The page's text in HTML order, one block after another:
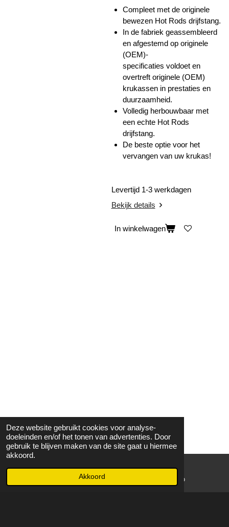
Deze website gebruikt cookies voor analyse-
doeleinden en/of het tonen van advertenties. Door
gebruik te blijven maken van de site gaat u hiermee
akkoord.
Akkoord
Compleet met de originele
bewezen Hot Rods drijfstang.
In de fabriek geassembleerd
en afgestemd op originele
(OEM)-
specificaties voldoet en
overtreft originele (OEM)
krukassen in prestaties en
duurzaamheid.
Volledig herbouwbaar met
een echte Hot Rods
drijfstang.
De beste optie voor het
vervangen van uw krukas!
Levertijd 1-3 werkdagen
Bekijk details
In winkelwagen
WhatsApp